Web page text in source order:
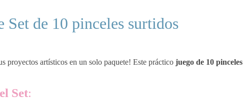
Set de 10 pinceles surtidos
proyectos artísticos en un solo paquete! Este práctico juego de 10 pinceles
Set: